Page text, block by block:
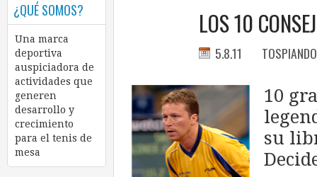
¿QUÉ SOMOS?
Una marca
deportiva
auspiciadora de
actividades que
generen
desarrollo y
crecimiento
para el tenis de
mesa
LOS 10
5.8.11 TOSPIANDO
10
su